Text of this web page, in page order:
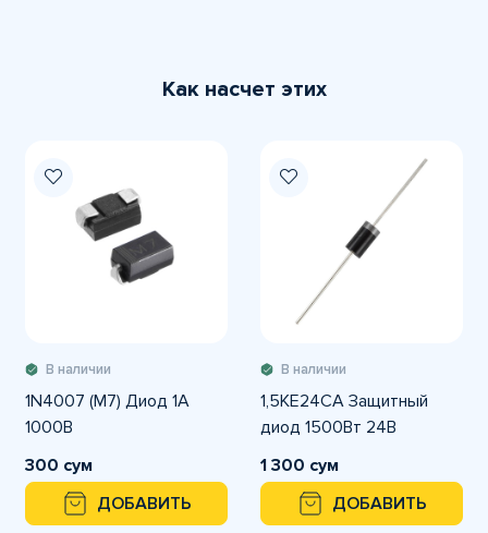
Как насчет этих
В наличии
1N4007 (M7) Диод 1А
1000В
300 сум
ДОБАВИТЬ
В наличии
1,5KE24CA Защитный
диод 1500Вт 24В
1 300 сум
ДОБАВИТЬ